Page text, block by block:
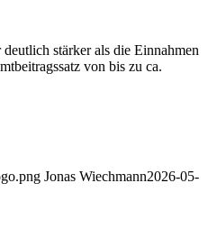
stärker als die Einnahmen
von bis zu ca.
Jonas Wiechmann2026-05-